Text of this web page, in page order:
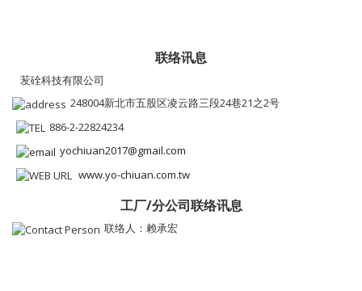
联络讯息
苃硂科技有限公司
248004新北市五股区凌云路三段24巷21之2号
886-2-22824234
yochiuan2017@gmail.com
www.yo-chiuan.com.tw
工厂/分公司联络讯息
联络人：赖承宏